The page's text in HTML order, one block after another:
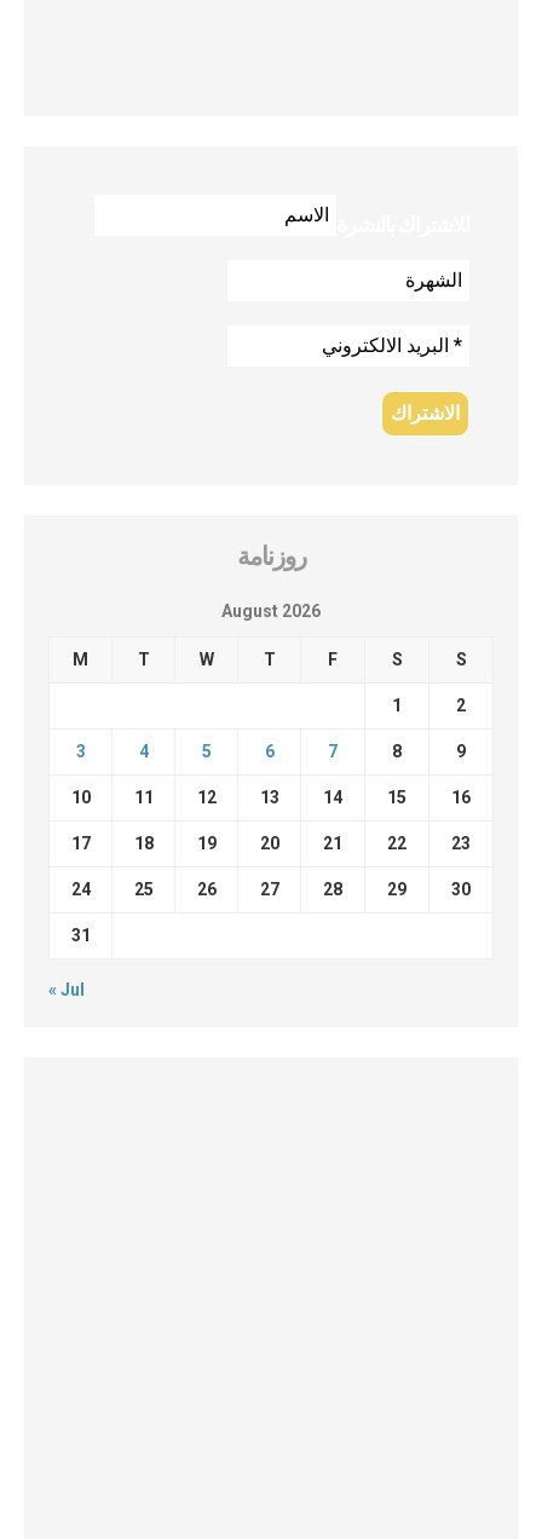
روزنامة
August 2026
M T W T F S S
1 2
3 4 5 6 7 8 9
10 11 12 13 14 15 16
17 18 19 20 21 22 23
24 25 26 27 28 29 30
31
« Jul